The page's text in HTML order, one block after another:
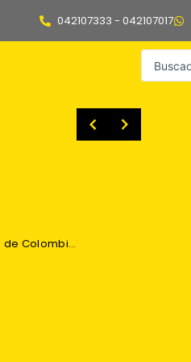
042107333 - 042107017
Daniel Noboa y Abelardo de la Espriella acuerdan impulsar mesas técnicas entre Ecuador y Colombia
Embajadora destaca acuerdo que otorga a Ecuador 3.000 cupos anuales para exportar vehículos a Argentina y bajar aranceles
Search